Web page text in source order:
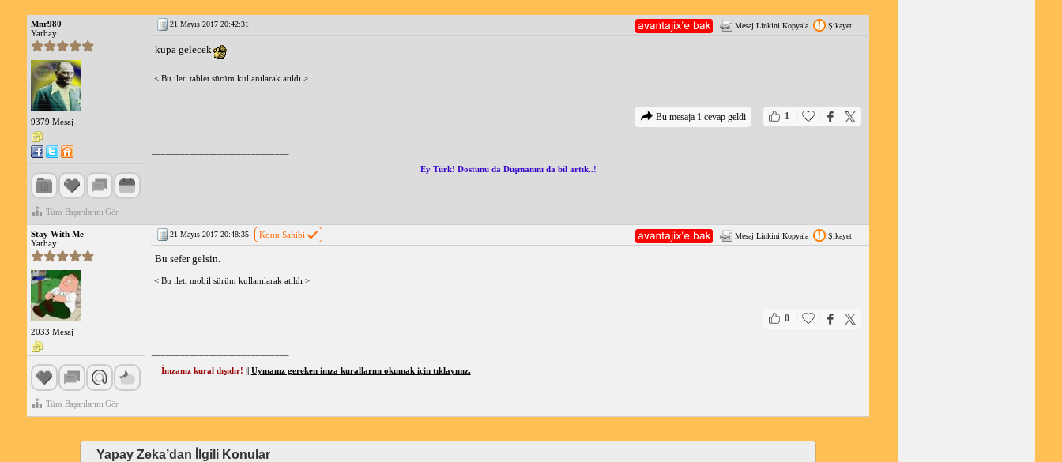
Mnr980
Yarbay
9379 Mesaj
Tüm Başarılarını Gör
21 Mayıs 2017 20:42:31 Mesaj Linkini Kopyala Şikayet
kupa gelecek
< Bu ileti tablet sürüm kullanılarak atıldı >
1
Bu mesaja 1 cevap geldi
Ey Türk! Dostunu da Düşmanını da bil artık..!
Stay With Me
Yarbay
2033 Mesaj
Tüm Başarılarını Gör
21 Mayıs 2017 20:48:35 Konu Sahibi Mesaj Linkini Kopyala Şikayet
Bu sefer gelsin.
< Bu ileti mobil sürüm kullanılarak atıldı >
0
İmzanız kural dışıdır! || Uymanız gereken imza kurallarını okumak için tıklayınız.
Yapay Zeka’dan İlgili Konular